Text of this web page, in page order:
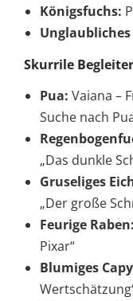
Königsfuchs:
Skurrile Begleiter
Pua: Vaiana –
Suche nach
„Das dunkle
Gruseliges
„Der große
Feurige Raben:
Pixar“
Blumiges